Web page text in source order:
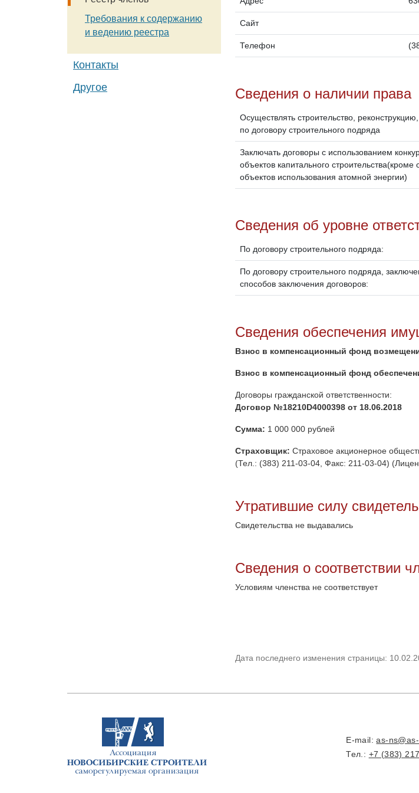
Требования к содержанию
и ведению реестра
Контакты
Другое
Сайт
Телефон
Сведения о наличии права
Осуществлять строительство,
по договору строительного подряда
Заключать договоры с использованием
объектов капитального
объектов использования атомной энергии)
Сведения об уровне
По договору строительного подряда:
По договору строительного подряда,
способов заключения договоров:
Сведения обеспечения
Взнос в компенсационный фонд
Взнос в компенсационный фонд
Договоры гражданской ответственности:
Договор №18210D4000398 от 18.06.2018
Сумма: 1 000 000 рублей
Страховщик: Страховое акционерное
(Тел.: (383) 211-03-04, Факс: 211-03-04)
Утратившие силу
Свидетельства не выдавались
Сведения о соответствии
Условиям членства не соответствует
Дата последнего изменения страницы:
E-mail:as-
Тел.: +7 (383)